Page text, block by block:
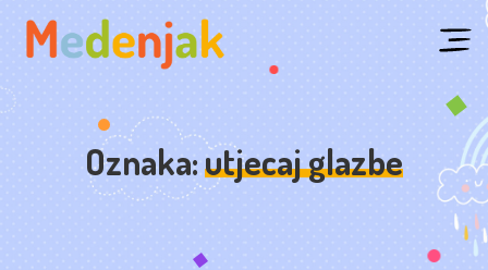
Skip
Oznaka:utjecaj glazbe